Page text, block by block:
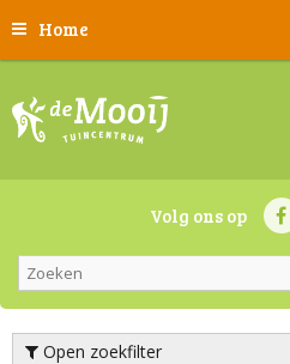
Home
Volg ons op
Open zoekfilter